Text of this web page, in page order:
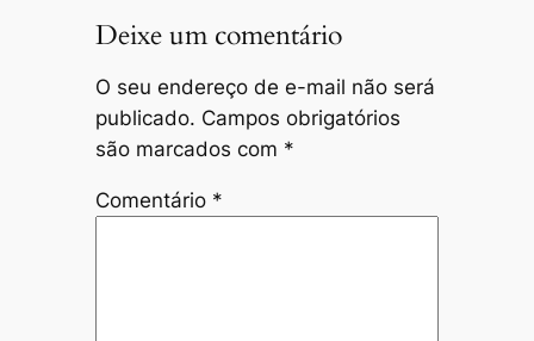
Deixe um comentário
O seu endereço de e-mail não será
publicado. Campos obrigatórios
são marcados com *
Comentário *